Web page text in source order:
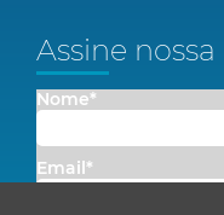
Assine nossa
Nome*
Email*